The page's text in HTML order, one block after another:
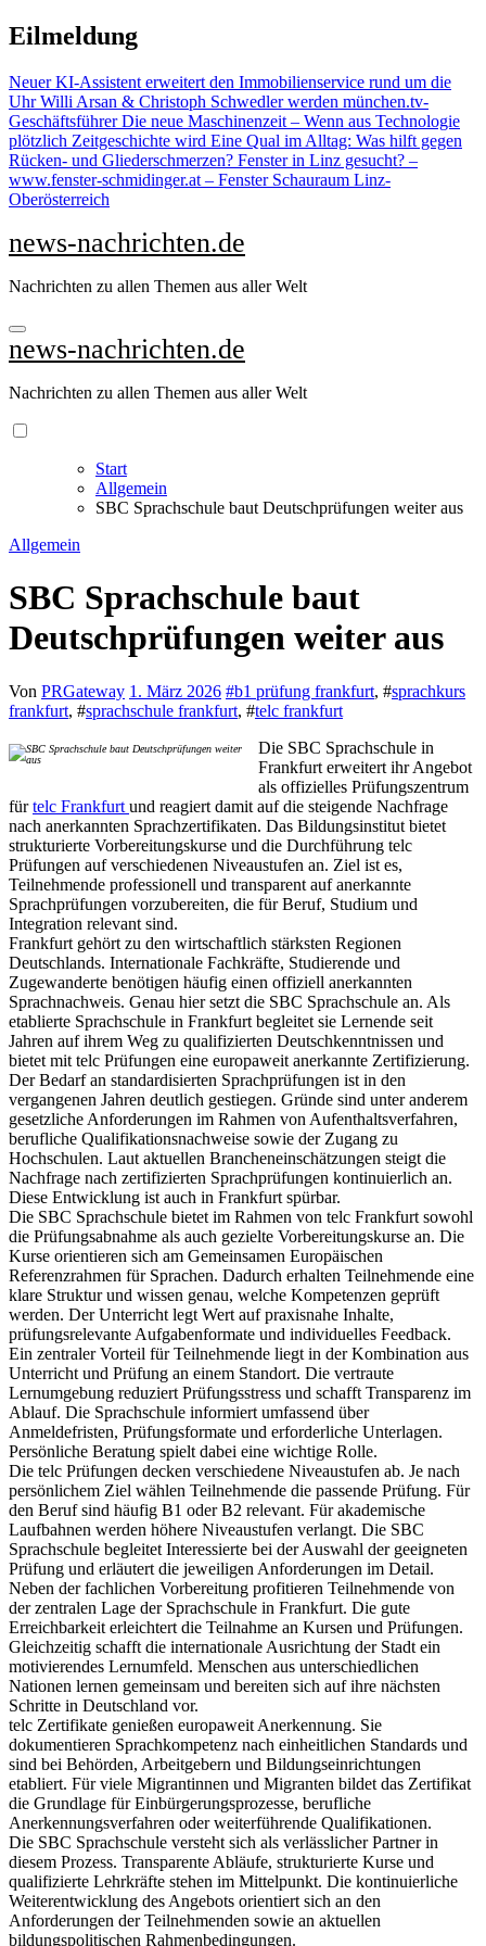
Zu
Inhalten
Eilmeldung
Neuer KI-Assistent erweitert den Immobilienservice rund um die
Uhr Willi Arsan & Christoph Schwedler werden münchen.tv-
Geschäftsführer Die neue Maschinenzeit – Wenn aus Technologie
plötzlich Zeitgeschichte wird Eine Qual im Alltag: Was hilft gegen
Rücken- und Gliederschmerzen? Fenster in Linz gesucht? –
www.fenster-schmidinger.at – Fenster Schauraum Linz-
Oberösterreich
news-nachrichten.de
Nachrichten zu allen Themen aus aller Welt
news-nachrichten.de
Nachrichten zu allen Themen aus aller Welt
Start
Allgemein
SBC Sprachschule baut Deutschprüfungen weiter aus
Allgemein
SBC Sprachschule baut
Deutschprüfungen weiter aus
Von PRGateway 1. März 2026 #b1 prüfung frankfurt, #sprachkurs
frankfurt, #sprachschule frankfurt, #telc frankfurt
Die SBC Sprachschule in
Frankfurt erweitert ihr Angebot
als offizielles Prüfungszentrum
fürtelc Frankfurt und reagiert damit auf die steigende Nachfrage
nach anerkannten Sprachzertifikaten. Das Bildungsinstitut bietet
strukturierte Vorbereitungskurse und die Durchführung telc
Prüfungen auf verschiedenen Niveaustufen an. Ziel ist es,
Teilnehmende professionell und transparent auf anerkannte
Sprachprüfungen vorzubereiten, die für Beruf, Studium und
Integration relevant sind.
Frankfurt gehört zu den wirtschaftlich stärksten Regionen
Deutschlands. Internationale Fachkräfte, Studierende und
Zugewanderte benötigen häufig einen offiziell anerkannten
Sprachnachweis. Genau hier setzt die SBC Sprachschule an. Als
etablierte Sprachschule in Frankfurt begleitet sie Lernende seit
Jahren auf ihrem Weg zu qualifizierten Deutschkenntnissen und
bietet mit telc Prüfungen eine europaweit anerkannte Zertifizierung.
Der Bedarf an standardisierten Sprachprüfungen ist in den
vergangenen Jahren deutlich gestiegen. Gründe sind unter anderem
gesetzliche Anforderungen im Rahmen von Aufenthaltsverfahren,
berufliche Qualifikationsnachweise sowie der Zugang zu
Hochschulen. Laut aktuellen Brancheneinschätzungen steigt die
Nachfrage nach zertifizierten Sprachprüfungen kontinuierlich an.
Diese Entwicklung ist auch in Frankfurt spürbar.
Die SBC Sprachschule bietet im Rahmen von telc Frankfurt sowohl
die Prüfungsabnahme als auch gezielte Vorbereitungskurse an. Die
Kurse orientieren sich am Gemeinsamen Europäischen
Referenzrahmen für Sprachen. Dadurch erhalten Teilnehmende eine
klare Struktur und wissen genau, welche Kompetenzen geprüft
werden. Der Unterricht legt Wert auf praxisnahe Inhalte,
prüfungsrelevante Aufgabenformate und individuelles Feedback.
Ein zentraler Vorteil für Teilnehmende liegt in der Kombination aus
Unterricht und Prüfung an einem Standort. Die vertraute
Lernumgebung reduziert Prüfungsstress und schafft Transparenz im
Ablauf. Die Sprachschule informiert umfassend über
Anmeldefristen, Prüfungsformate und erforderliche Unterlagen.
Persönliche Beratung spielt dabei eine wichtige Rolle.
Die telc Prüfungen decken verschiedene Niveaustufen ab. Je nach
persönlichem Ziel wählen Teilnehmende die passende Prüfung. Für
den Beruf sind häufig B1 oder B2 relevant. Für akademische
Laufbahnen werden höhere Niveaustufen verlangt. Die SBC
Sprachschule begleitet Interessierte bei der Auswahl der geeigneten
Prüfung und erläutert die jeweiligen Anforderungen im Detail.
Neben der fachlichen Vorbereitung profitieren Teilnehmende von
der zentralen Lage der Sprachschule in Frankfurt. Die gute
Erreichbarkeit erleichtert die Teilnahme an Kursen und Prüfungen.
Gleichzeitig schafft die internationale Ausrichtung der Stadt ein
motivierendes Lernumfeld. Menschen aus unterschiedlichen
Nationen lernen gemeinsam und bereiten sich auf ihre nächsten
Schritte in Deutschland vor.
telc Zertifikate genießen europaweit Anerkennung. Sie
dokumentieren Sprachkompetenz nach einheitlichen Standards und
sind bei Behörden, Arbeitgebern und Bildungseinrichtungen
etabliert. Für viele Migrantinnen und Migranten bildet das Zertifikat
die Grundlage für Einbürgerungsprozesse, berufliche
Anerkennungsverfahren oder weiterführende Qualifikationen.
Die SBC Sprachschule versteht sich als verlässlicher Partner in
diesem Prozess. Transparente Abläufe, strukturierte Kurse und
qualifizierte Lehrkräfte stehen im Mittelpunkt. Die kontinuierliche
Weiterentwicklung des Angebots orientiert sich an den
Anforderungen der Teilnehmenden sowie an aktuellen
bildungspolitischen Rahmenbedingungen.